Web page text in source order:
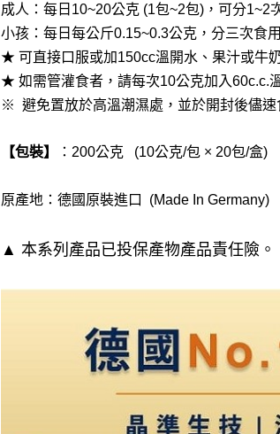
成人：每日10~20公克 (1包~2包)，可分1~2
小孩：每日每公斤0.15~0.3公克，分三次食
★ 可直接口服或加150cc溫開水、果汁或牛
★ 如需管灌食者，請每次10公克加入60c.c.
※ 避免置放於高溫潮濕處，並於開封後儘速
【包裝】 ：200公克 (10公克/包 × 20包/
原產地：德國原裝進口 (Made In Germany)
▲ 本系列產品已投保產物產品責任險。